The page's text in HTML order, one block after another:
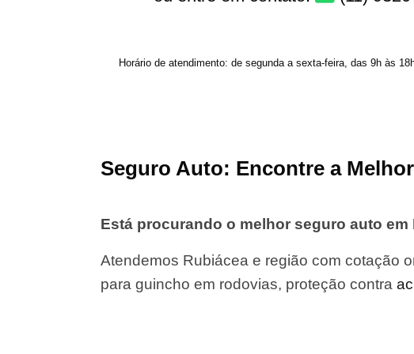
Horário de atendimento: de segunda a sexta-feira, das 9h às
Seguro Auto: Encontre a
Está procurando o melhor seguro auto em
Atendemos Rubiácea e região com cotação
para guincho em rodovias, proteção contra